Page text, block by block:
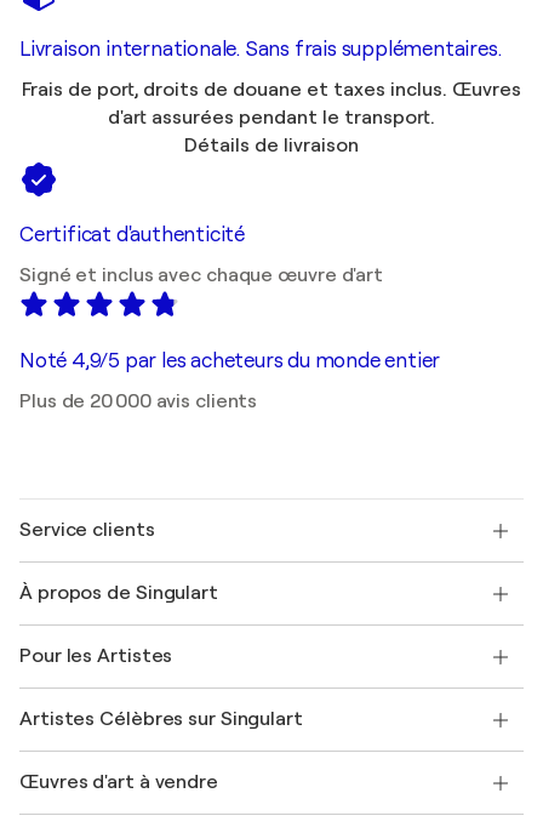
Livraison internationale. Sans frais supplémentaires.
Frais de port, droits de douane et taxes inclus. Œuvres
d'art assurées pendant le transport.
Détails de livraison
Certificat d'authenticité
Signé et inclus avec chaque œuvre d'art
Noté 4,9/5 par les acheteurs du monde entier
Plus de 20 000 avis clients
Service clients
Expédition
Offrir une carte cadeau
Rejoignez notre programme commercial
Mon compte
+33 1 76 44 06 42
À propos de Singulart
FAQ
Magazine Singulart
Emplois
Découvrez une sélection d'art original
Pour les Artistes
Se connecter en tant qu'Artiste
Artistes Célèbres sur Singulart
Marc Chagall
Œuvres d'art à vendre